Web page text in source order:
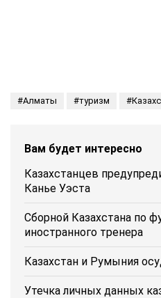
Алматы туризм
Вам будет интересно
Казахстанцев
Канье Уэста
Сборной Казахстана по
иностранного тренера
Казахстан и Румыния
Утечка личных данных